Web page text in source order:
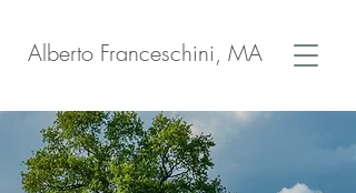
Alberto Franceschini, MA